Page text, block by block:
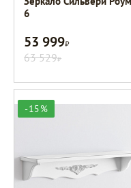
6
53 999Р
63 529Р
-15%